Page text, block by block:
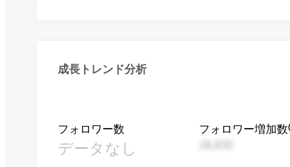
成長トレンド分析
フォロワー数
データなし
フォロワー増加数